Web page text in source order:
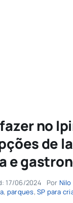
no
de
e
17/06/2024 Por Nilo
, parques,SP para